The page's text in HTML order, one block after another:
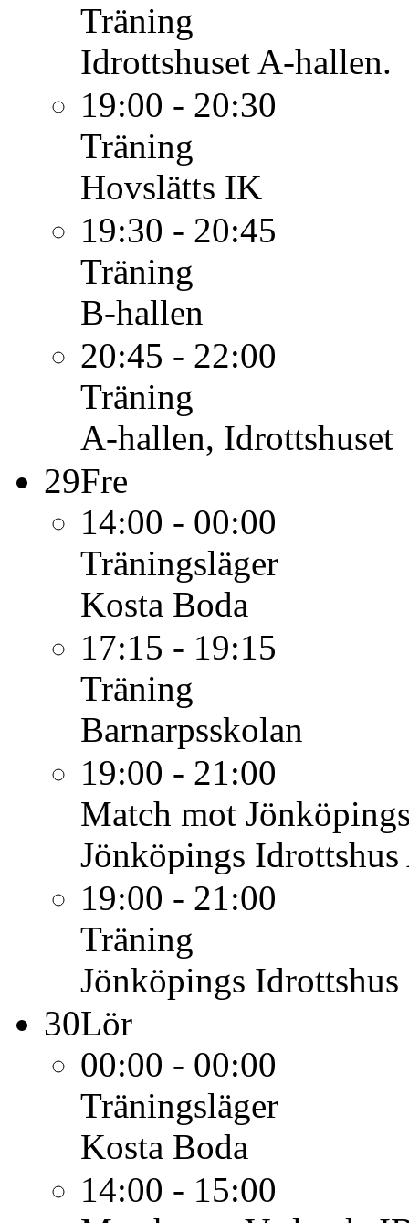
Träning
Idrottshuset A-hallen.
19:00 - 20:30
Träning
Hovslätts IK
19:30 - 20:45
Träning
B-hallen
20:45 - 22:00
Träning
A-hallen, Idrottshuset
29Fre
14:00 - 00:00
Träningsläger
Kosta Boda
17:15 - 19:15
Träning
Barnarpsskolan
19:00 - 21:00
Match mot
Jönköpings Idrottshus
19:00 - 21:00
Träning
Jönköpings Idrottshus
30Lör
00:00 - 00:00
Träningsläger
Kosta Boda
14:00 - 15:00